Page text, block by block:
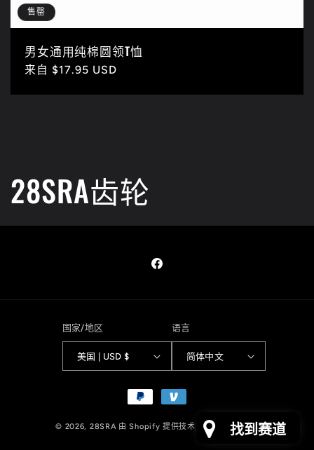
售罄
男女通用纯棉圆领T恤
常
来自 $17.95 USD
收
藏
28SRA齿轮
Facebook
国家/地区
美国 | USD $
语言
简体中文
付
款
方
© 2026, 28SRA 由 Shopify 提供技术支持 隐私政策
找到赛道